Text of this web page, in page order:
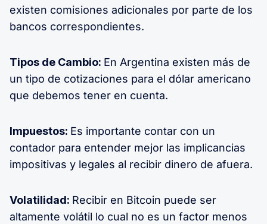
existen comisiones adicionales por parte de los
bancos correspondientes.
Tipos de Cambio: En Argentina existen más de
un tipo de cotizaciones para el dólar americano
que debemos tener en cuenta.
Impuestos: Es importante contar con un
contador para entender mejor las implicancias
impositivas y legales al recibir dinero de afuera.
Volatilidad: Recibir en Bitcoin puede ser
altamente volátil lo cual no es un factor menos